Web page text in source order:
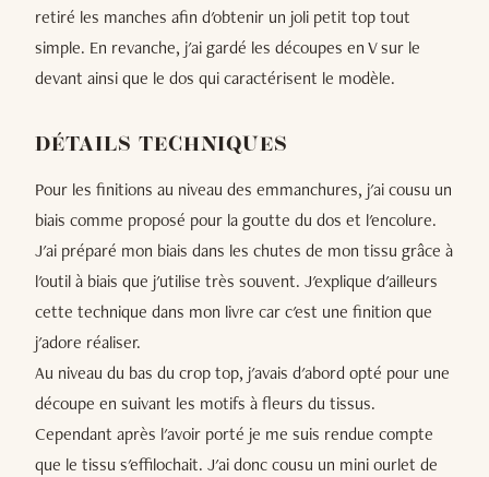
retiré les manches afin d'obtenir un joli petit top tout
simple. En revanche, j'ai gardé les découpes en V sur le
devant ainsi que le dos qui caractérisent le modèle.
DÉTAILS TECHNIQUES
Pour les finitions au niveau des emmanchures, j'ai cousu un
biais comme proposé pour la goutte du dos et l'encolure.
J'ai préparé mon biais dans les chutes de mon tissu grâce à
l'outil à biais que j'utilise très souvent. J'explique d'ailleurs
cette technique dans mon livre car c'est une finition que
j'adore réaliser.
Au niveau du bas du crop top, j'avais d'abord opté pour une
découpe en suivant les motifs à fleurs du tissus.
Cependant après l'avoir porté je me suis rendue compte
que le tissu s'effilochait. J'ai donc cousu un mini ourlet de